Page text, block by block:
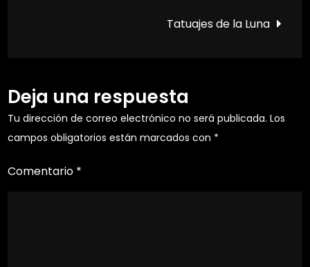
Tatuajes de la Luna
Deja una respuesta
Tu dirección de correo electrónico no será publicada. Los
campos obligatorios están marcados con *
Comentario *